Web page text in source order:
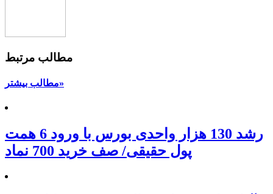
مطالب مرتبط
مطالب بیشتر»
رشد 130 هزار واحدی بورس با ورود 6 همت
پول حقیقی/ صف خرید 700 نماد